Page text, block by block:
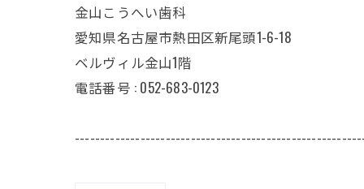
金山こうへい歯科
愛知県名古屋市熱田区新尾頭1-6-18
ベルヴィル金山1階
電話番号 : 052-683-0123